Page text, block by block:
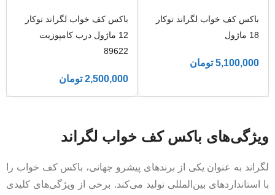
باکس کف خواب لگراند توکار
18 ماژول
5,100,000 تومان
باکس کف خواب لگراند توکار
12 ماژول درب کامپوزیت
89622
2,500,000 تومان
ویژگی‌های باکس کف خواب لگراند
لگراند به عنوان یکی از برندهای پیشرو جهانی، باکس کف خواب را
با استانداردهای بین‌المللی تولید می‌کند. برخی از ویژگی‌های کلیدی